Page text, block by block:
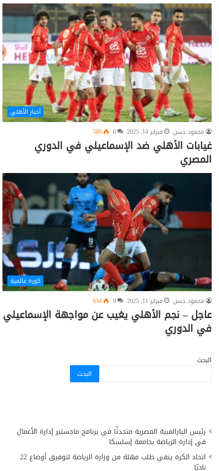
أخبار الأهلي
محمود حسن
فبراير 14, 2025 0
580
غيابات الأهلي ضد الإسماعيلي في الدوري
المصري
كورة عالمية
محمود حسن
فبراير 11, 2025 0
634
عاجل – نجم الأهلي يغيب عن مواجهة الإسماعيلي
في الدوري
البحث
البحث
رئيس البارالمبية المصرية متحدثًا في برنامج ماجستير إدارة الأعمال
في إدارة الرياضة بجامعة إسلسكا
اتحاد الكرة ينفي طلب مهلة من وزارة الرياضة لتوفيق أوضاع 22
ناديًا